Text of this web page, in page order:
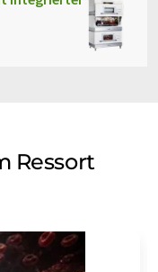
Ressort